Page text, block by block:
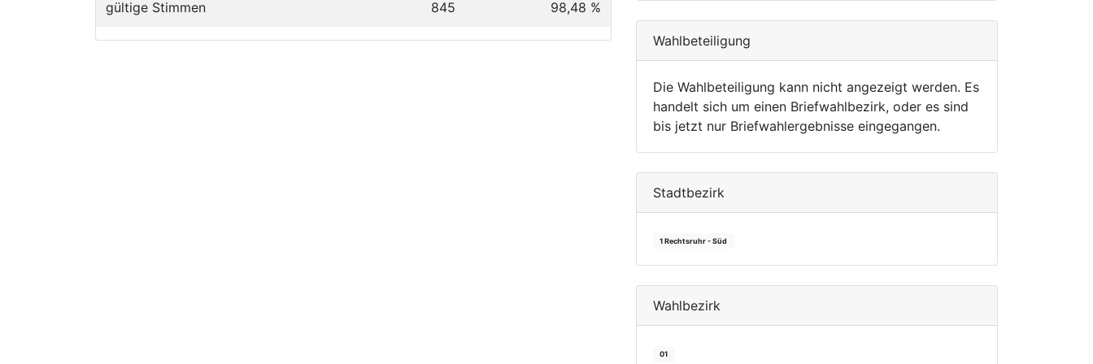
gültige Stimmen 845 98,48 %
Wahlbeteiligung
Die Wahlbeteiligung kann nicht angezeigt werden. Es
handelt sich um einen Briefwahlbezirk, oder es sind
bis jetzt nur Briefwahlergebnisse eingegangen.
Stadtbezirk
1 Rechtsruhr - Süd
Wahlbezirk
01